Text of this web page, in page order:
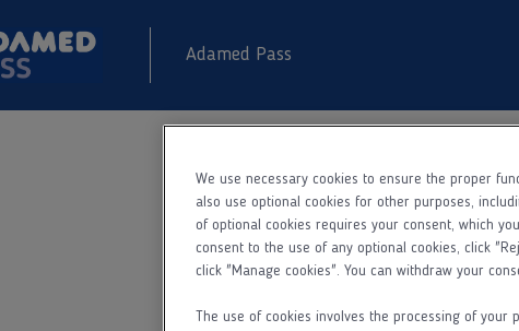
Adamed Pass
Weryfikacja w NIL
Kim
We use necessary cookies to ensure the proper
also use optional cookies for other purposes,
of optional cookies requires your consent, which
consent to the use of any optional cookies, click
click "Manage cookies". You can withdraw your
The use of cookies involves the processing of